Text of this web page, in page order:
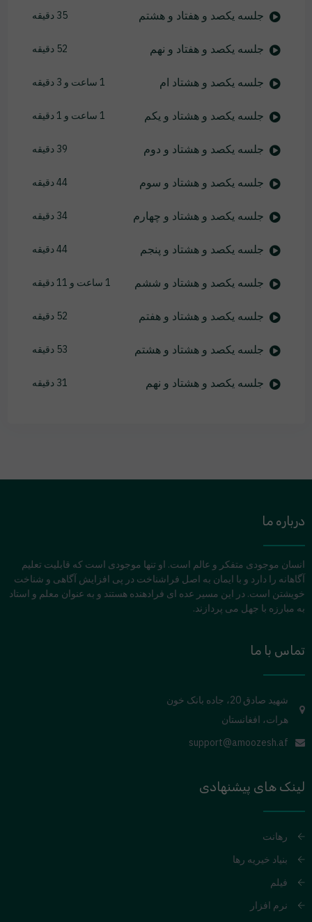
جلسه یکصد و هفتاد و هشتم 35 دقیقه
جلسه یکصد و هفتاد و نهم 52 دقیقه
جلسه یکصد و هشتاد ام 1 ساعت و 3 دقیقه
جلسه یکصد و هشتاد و یکم 1 ساعت و 1 دقیقه
جلسه یکصد و هشتاد و دوم 39 دقیقه
جلسه یکصد و هشتاد و سوم 44 دقیقه
جلسه یکصد و هشتاد و چهارم 34 دقیقه
جلسه یکصد و هشتاد و پنجم 44 دقیقه
جلسه یکصد و هشتاد و ششم 1 ساعت و 11 دقیقه
جلسه یکصد و هشتاد و هفتم 52 دقیقه
جلسه یکصد و هشتاد و هشتم 53 دقیقه
جلسه یکصد و هشتاد و نهم 31 دقیقه
درباره ما
انسان موجودی متفکر و عالم است. او تنها موجودی است که قابلیت تعلیم
آگاهانه را دارد و با ایمان به اصل فراشناخت در پی افزایش آگاهی و شناخت
خویشتن است. در این مسیر عده ای فرادهنده هستند و به عنوان معلم و استاد
به مبارزه با جهل می پردازند.
تماس با ما
شهید صادق 20، جاده بانک خون
هرات، افغانستان
support@amoozesh.af
لینک های پیشنهادی
رهانت
بنیاد خیریه رها
فیلم
نرم افزار